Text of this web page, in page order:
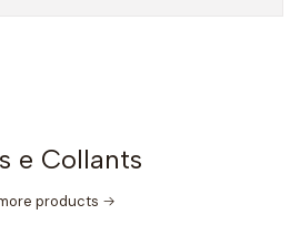
e Collants
products